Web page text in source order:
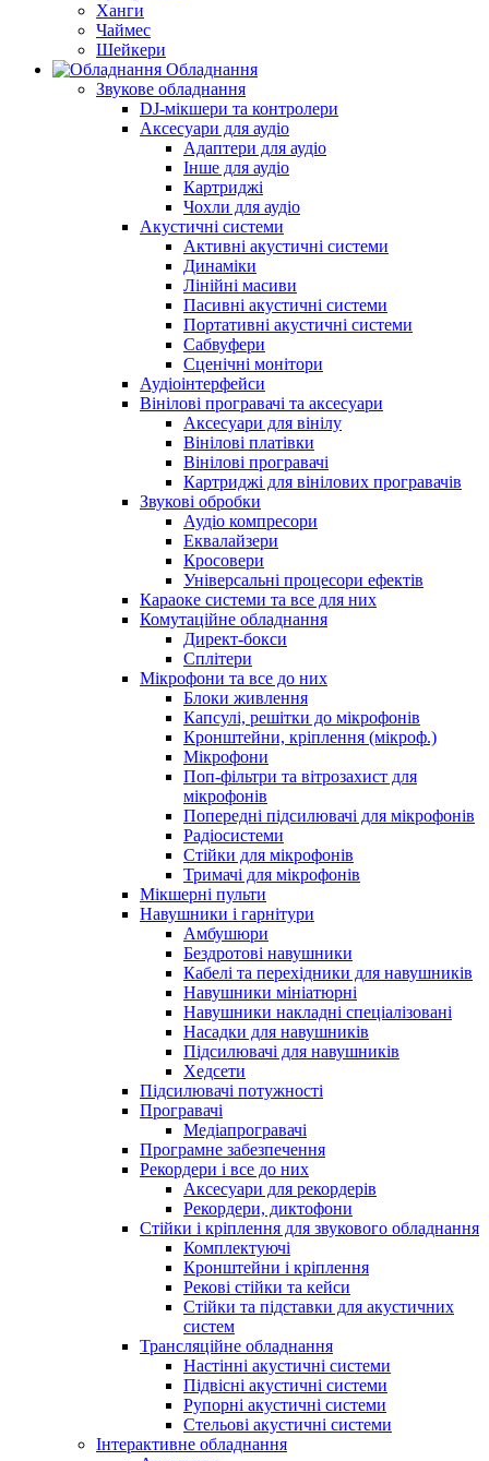
Ханги
Чаймес
Шейкери
Обладнання
Звукове обладнання
DJ-мікшери та контролери
Аксесуари для аудіо
Адаптери для аудіо
Інше для аудіо
Картриджі
Чохли для аудіо
Акустичні системи
Активні акустичні системи
Динаміки
Лінійні масиви
Пасивні акустичні системи
Портативні акустичні системи
Сабвуфери
Сценічні монітори
Аудіоінтерфейси
Вінілові програвачі та аксесуари
Аксесуари для вінілу
Вінілові платівки
Вінілові програвачі
Картриджі для вінілових програвачів
Звукові обробки
Аудіо компресори
Еквалайзери
Кросовери
Універсальні процесори ефектів
Караоке системи та все для них
Комутаційне обладнання
Директ-бокси
Сплітери
Мікрофони та все до них
Блоки живлення
Капсулі, решітки до мікрофонів
Кронштейни, кріплення (мікроф.)
Мікрофони
Поп-фільтри та вітрозахист для
мікрофонів
Попередні підсилювачі для мікрофонів
Радіосистеми
Стійки для мікрофонів
Тримачі для мікрофонів
Мікшерні пульти
Навушники і гарнітури
Амбушюри
Бездротові навушники
Кабелі та перехідники для навушників
Навушники мініатюрні
Навушники накладні спеціалізовані
Насадки для навушників
Підсилювачі для навушників
Хедсети
Підсилювачі потужності
Програвачі
Медіапрогравачі
Програмне забезпечення
Рекордери і все до них
Аксесуари для рекордерів
Рекордери, диктофони
Стійки і кріплення для звукового обладнання
Комплектуючі
Кронштейни і кріплення
Рекові стійки та кейси
Стійки та підставки для акустичних
систем
Трансляційне обладнання
Настінні акустичні системи
Підвісні акустичні системи
Рупорні акустичні системи
Стельові акустичні системи
Інтерактивне обладнання